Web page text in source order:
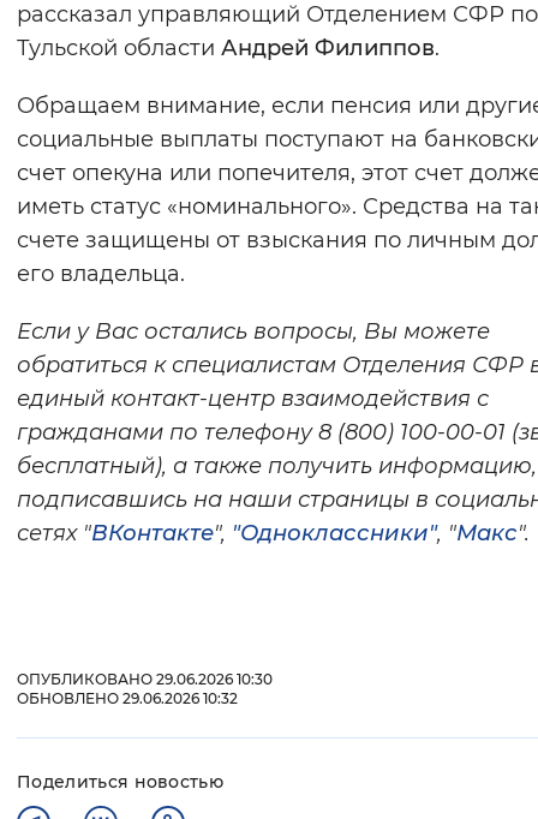
рассказал управляющий Отделением СФР по
Тульской области Андрей Филиппов.
Обращаем внимание, если пенсия или
социальные выплаты поступают на
счет опекуна или попечителя, этот счет
иметь статус «номинального». Средства на
счете защищены от взыскания по личным
его владельца.
Если у Вас остались вопросы, Вы можете
обратиться к специалистам Отделения СФР
единый контакт-центр взаимодействия с
гражданами по телефону 8 (800) 100-00-01
бесплатный), а также получить информацию,
подписавшись на наши страницы в
сетях "ВКонтакте", "Одноклассники", "Макс".
ОПУБЛИКОВАНО 29.06.2026 10:30
ОБНОВЛЕНО 29.06.2026 10:32
Поделиться новостью